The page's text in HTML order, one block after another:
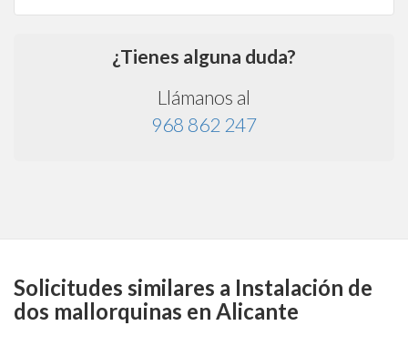
¿Tienes alguna duda?
Llámanos al
968 862 247
Solicitudes similares a Instalación de
dos mallorquinas en Alicante